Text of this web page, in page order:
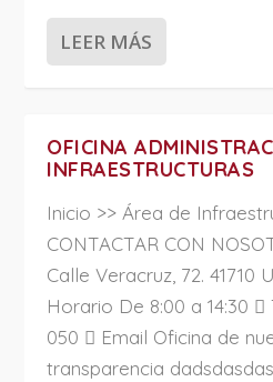
LEER MÁS
OFICINA
INFRAESTRUCTURAS
Inicio >> Área de
CONTACTAR CON
Calle Veracruz, 72. 41710
Horario De 8:00 a 14:30
050  Email Oficina de
transparencia